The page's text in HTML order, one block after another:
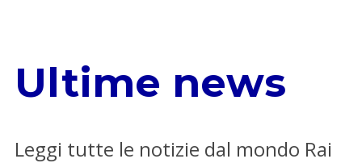
Ultime news
Leggi tutte le notizie dal mondo Rai